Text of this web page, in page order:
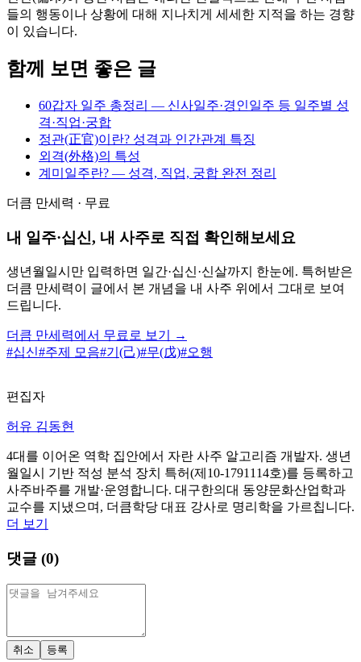
들의 행동이나 상황에 대해 지나치게 세세한 지적을 하는 경향
이 있습니다.
함께 보면 좋은 글
60갑자 일주 총정리 — 신사일주·경인일주 등 일주별 성
격·직업·궁합
정관(正官)이란? 성격과 인간관계 특징
외격(外格)의 특성
계미일주란? — 성격, 직업, 궁합 완전 정리
더큼 만세력 · 무료
내 일주·십신, 내 사주로 직접 확인해보세요
생년월일시만 입력하면 일간·십신·신살까지 한눈에. 특허받은
더큼 만세력이 글에서 본 개념을 내 사주 위에서 그대로 보여
드립니다.
더큼 만세력에서 무료로 보기 →
#십신#주제 모음#기(己)#무(戊)#오행
편집자
허유 김동현
4대를 이어온 역학 집안에서 자란 사주 알고리즘 개발자. 생년
월일시 기반 적성 분석 장치 특허(제10-1791114호)를 등록하고
사주바주를 개발·운영합니다. 대구한의대 동양문화산업학과
교수를 지냈으며, 더큼학당 대표 강사로 명리학을 가르칩니다.
더 보기
댓글 (0)
취소 등록